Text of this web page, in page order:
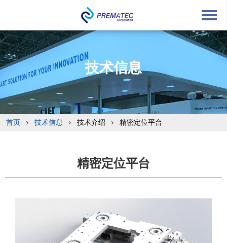
English Japanese
技术信息
首页 技术信息 技术介绍 精密定位平台
精密定位平台